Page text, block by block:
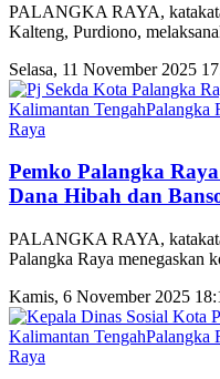
PALANGKA RAYA,
Kalteng, Purdiono,
Selasa, 11 November 2025
Kalimantan TengahPalangka
Raya
Pemko Palangka
Dana Hibah dan
PALANGKA RAYA,
Palangka Raya menegaskan
Kamis, 6 November 2025
Kalimantan TengahPalangka
Raya